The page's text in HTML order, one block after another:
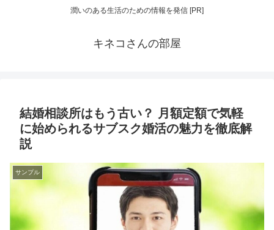
潤いのある生活のための情報を発信 [PR]
キネコさんの部屋
結婚相談所はもう古い？ 月額定額で気軽
に始められるサブスク婚活の魅力を徹底解
説
サンプル